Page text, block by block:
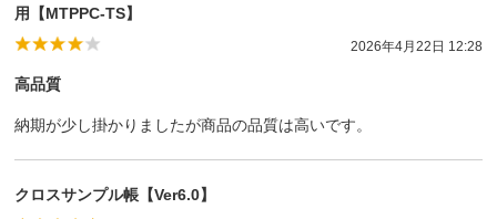
用【MTPPC-TS】
2026年4月22日 12:28
高品質
納期が少し掛かりましたが商品の品質は高いです。
クロスサンプル帳【Ver6.0】